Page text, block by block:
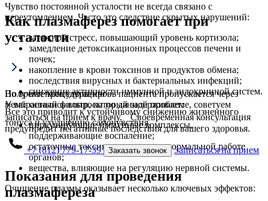
Чувство постоянной усталости не всегда связано с
переутомлением. Часто это следствие скрытых нарушений:
затяжной стресс, повышающий уровень кортизола;
замедление детоксикационных процессов печени и
почек;
накопление в крови токсинов и продуктов обмена;
последствия вирусных и бактериальных инфекций;
снижение активности иммунной и эндокринной систем.
Все это приводит к устойчивому снижению жизненного
тонуса и ухудшению самочувствия.
Как плазмаферез помогает при
усталости
Во время процедуры кровь пациента пропускается через
мембранный фильтр, который задерживает:
циркулирующие иммунные комплексы,
поддерживающие воспаление;
остаточные токсины, мешающие нормальной работе
органов;
вещества, влияющие на регуляцию нервной системы.
Очищение плазмы оказывает несколько ключевых эффектов:
Получите консультацию
У вас остались вопросы по данной проблеме, советуем
записаться на прием к врачу. Своевременная консультация
предупредит негативные последствия для вашего здоровья.
+7 (812) 779-17-39 Заказать звонок Записаться на прием
Показания для проведения
плазмафереза